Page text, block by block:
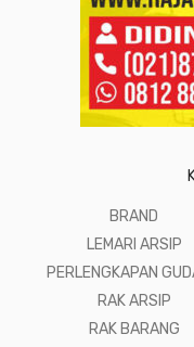
BRAND
LEMARI ARSIP
PERLENGKAPAN
RAK ARSIP
RAK BARANG